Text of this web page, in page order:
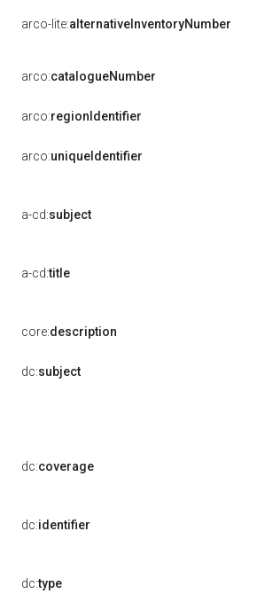
arco-lite:alternativeInventoryNumber
arco:catalogueNumber
arco:regionIdentifier
arco:uniqueIdentifier
a-cd:subject
a-cd:title
core:description
dc:subject
dc:coverage
dc:identifier
dc:type